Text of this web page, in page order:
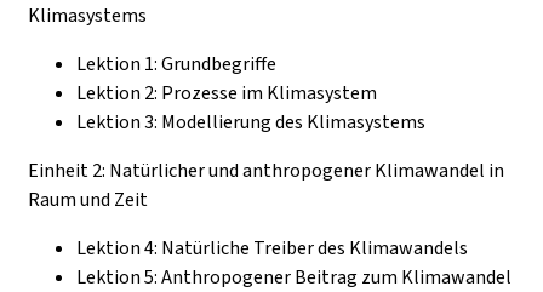
Klimasystems
Lektion 1: Grundbegriffe
Lektion 2: Prozesse im Klimasystem
Lektion 3: Modellierung des Klimasystems
Einheit 2: Natürlicher und anthropogener Klimawandel in
Raum und Zeit
Lektion 4: Natürliche Treiber des Klimawandels
Lektion 5: Anthropogener Beitrag zum Klimawandel